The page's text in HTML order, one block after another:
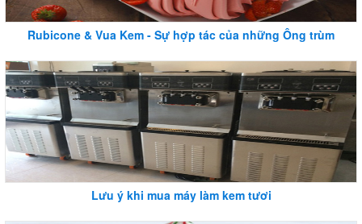
Rubicone & Vua Kem - Sự hợp tác của những Ông trùm
Lưu ý khi mua máy làm kem tươi